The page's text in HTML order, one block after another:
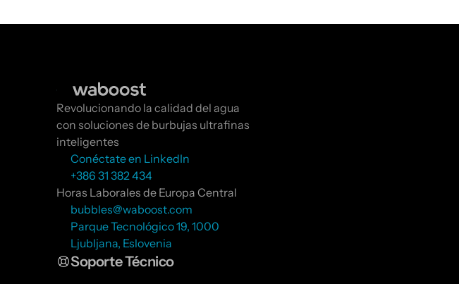
Revolucionando la calidad del agua
con soluciones de burbujas ultrafinas
inteligentes
Conéctate en LinkedIn
+386 31 382 434
Horas Laborales de Europa Central
bubbles@waboost.com
Parque Tecnológico 19, 1000
Ljubljana, Eslovenia
Soporte Técnico